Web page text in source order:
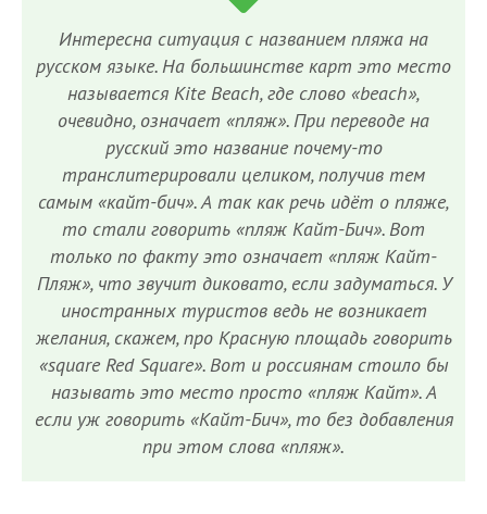
Интересна ситуация с названием пляжа на
русском языке. На большинстве карт это место
называется Kite Beach, где слово «beach»,
очевидно, означает «пляж». При переводе на
русский это название почему-то
транслитерировали целиком, получив тем
самым «кайт-бич». А так как речь идёт о пляже,
то стали говорить «пляж Кайт-Бич». Вот
только по факту это означает «пляж Кайт-
Пляж», что звучит диковато, если задуматься. У
иностранных туристов ведь не возникает
желания, скажем, про Красную площадь говорить
«square Red Square». Вот и россиянам стоило бы
называть это место просто «пляж Кайт». А
если уж говорить «Кайт-Бич», то без добавления
при этом слова «пляж».